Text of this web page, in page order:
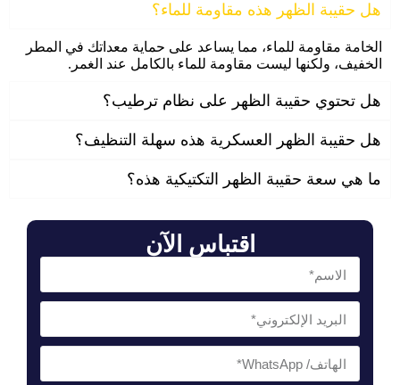
اقتباس الآن
هل حقيبة الظهر هذه مقاومة للماء؟
الخامة مقاومة للماء، مما يساعد على حماية معداتك في المطر
الخفيف، ولكنها ليست مقاومة للماء بالكامل عند الغمر.
هل تحتوي حقيبة الظهر على نظام ترطيب؟
هل حقيبة الظهر العسكرية هذه سهلة التنظيف؟
ما هي سعة حقيبة الظهر التكتيكية هذه؟